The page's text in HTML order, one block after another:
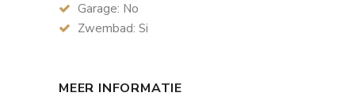
Garage: No
Zwembad: Si
MEER INFORMATIE